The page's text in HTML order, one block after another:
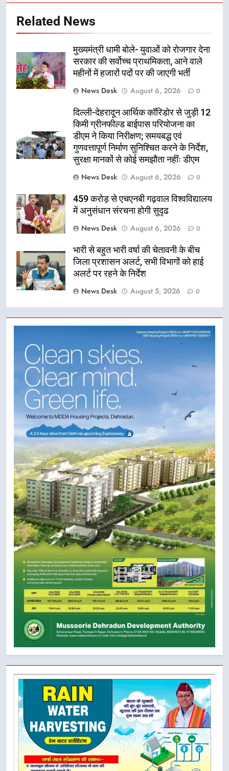
Related News
मुख्यमंत्री धामी बोले- युवाओं को रोजगार देना
सरकार की सर्वोच्च प्राथमिकता, आने वाले
महीनों में हजारों पदों पर की जाएगी भर्ती
News Desk
August 6, 2026 0
दिल्ली-देहरादून आर्थिक कॉरिडोर से जुड़ी 12
किमी ग्रीनफील्ड बाईपास परियोजना का
डीएम ने किया निरीक्षण; समयबद्ध एवं
गुणवत्तापूर्ण निर्माण सुनिश्चित करने के निर्देश,
सुरक्षा मानकों से कोई समझौता नहींः डीएम
News Desk
August 6, 2026 0
459 करोड़ से एचएनबी गढ़वाल विश्वविद्यालय
में अनुसंधान संरचना होगी सुदृढ
News Desk
August 6, 2026 0
भारी से बहुत भारी वर्षा की चेतावनी के बीच
जिला प्रशासन अलर्ट, सभी विभागों को हाई
अलर्ट पर रहने के निर्देश
News Desk
August 5, 2026 0